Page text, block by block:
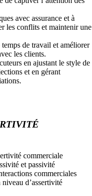
avec assurance et à
les conflits et maintenir une
de travail et améliorer
les clients.
en ajustant le style de
et en gérant
commerciale
et passivité
commerciales
d’assertivité